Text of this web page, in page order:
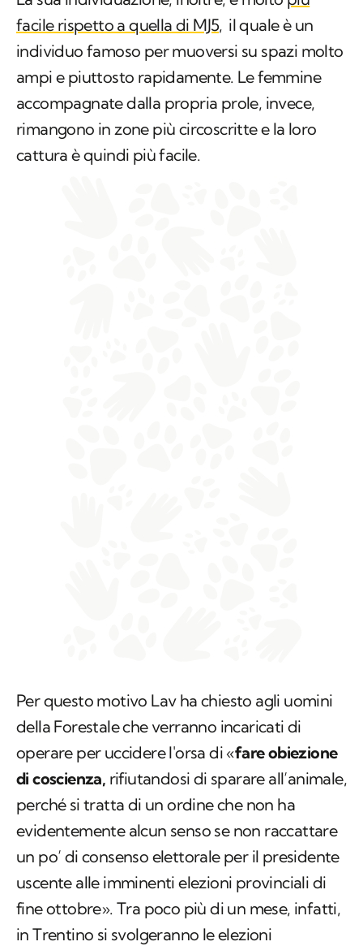
La sua individuazione, inoltre, è moltopiù
facile rispetto a quella di MJ5,il quale è un
individuo famoso per muoversi su spazi molto
ampi e piuttosto rapidamente. Le femmine
accompagnate dalla propria prole, invece,
rimangono in zone più circoscritte e la loro
Per questo motivo Lav ha chiesto agli uomini
della Forestale che verranno incaricati di
operare per uccidere l'orsa di «fare obiezione
di coscienza,rifiutandosi di sparare all’animale,
perché si tratta di un ordine che non ha
evidentemente alcun senso se non raccattare
un po’ di consenso elettorale per il presidente
uscente alle imminenti elezioni provinciali di
fine ottobre». Tra poco più di un mese, infatti,